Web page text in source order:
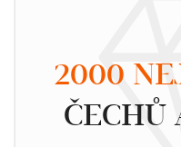
2000
ČECHŮ